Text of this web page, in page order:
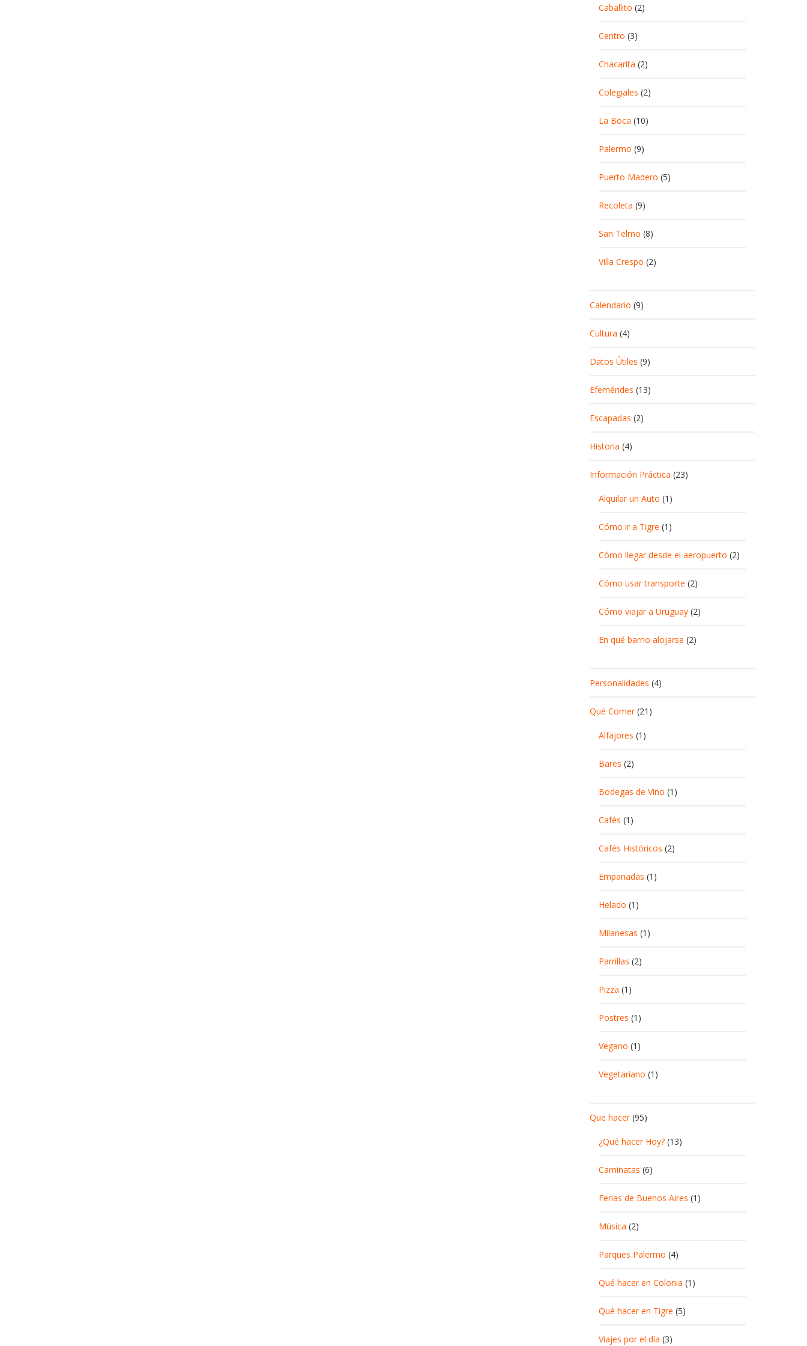
Caballito (2)
Centro (3)
Chacarita (2)
Colegiales (2)
La Boca (10)
Palermo (9)
Puerto Madero (5)
Recoleta (9)
San Telmo (8)
Villa Crespo (2)
Calendario (9)
Cultura (4)
Datos Útiles (9)
Efemérides (13)
Escapadas (2)
Historia (4)
Información Práctica (23)
Alquilar un Auto (1)
Cómo ir a Tigre (1)
Cómo llegar desde el aeropuerto (2)
Cómo usar transporte (2)
Cómo viajar a Uruguay (2)
En qué barrio alojarse (2)
Personalidades (4)
Qué Comer(21)
Alfajores (1)
Bares (2)
Bodegas de Vino (1)
Cafés (1)
Cafés Históricos (2)
Empanadas (1)
Helado (1)
Milanesas (1)
Parrillas (2)
Pizza (1)
Postres (1)
Vegano (1)
Vegetariano (1)
Que hacer(95)
¿Qué hacer Hoy? (13)
Caminatas (6)
Ferias de Buenos Aires (1)
Música (2)
Parques Palermo (4)
Qué hacer en Colonia (1)
Qué hacer en Tigre (5)
Viajes por el día (3)